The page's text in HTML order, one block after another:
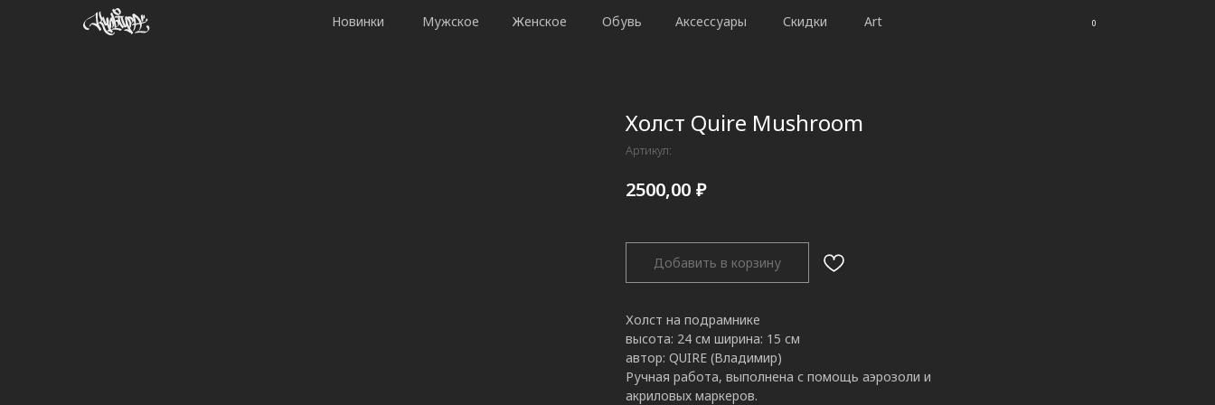
0
Новинки Женское
Мужское Аксессуары Art
Скидки
Обувь
Холст Quire Mushroom
Артикул:
2500,00 ₽
Добавить в корзину
Холст на подрамнике
высота: 24 см ширина: 15 см
автор: QUIRE (Владимир)
Ручная работа, выполнена с помощь аэрозоли и
акриловых маркеров.